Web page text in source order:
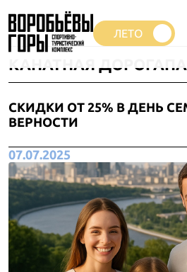
КАНАТНАЯ ДОРОГА
СКИДКИ ОТ 25% В ДЕНЬ
ВЕРНОСТИ
07.07.2025